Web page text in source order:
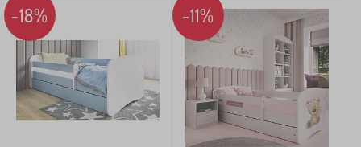
-18% -11%